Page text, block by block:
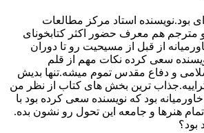
بود.نویسنده استاد مرکز مطالعات
مترجم هم معرف حضور اکثر کتابخونای
خاورمیانه از قبل از مسیحیت رو تا دوران
سعی کرده نکات مهم از قلم
و دفاع مقدس تموم میشه.تنها بدیش
ترین بخش های کتاب از نظر من
بود که نویسنده سعی کرده بود با
هنرها و جامعه این تحول رو نشون بده.
بود؟